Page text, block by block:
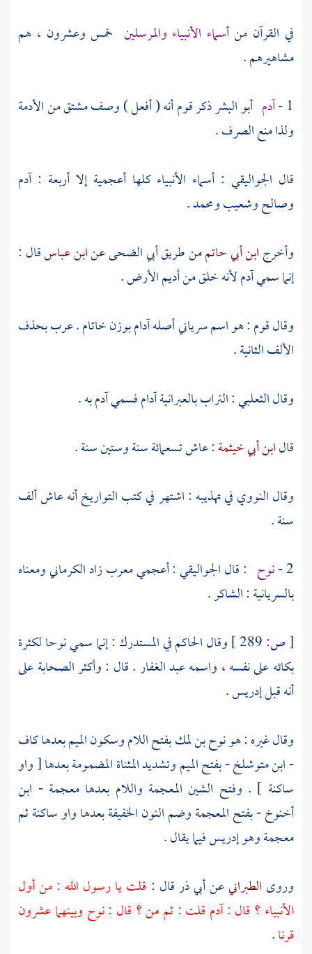
في القرآن منأسماء الأنبياء والمرسلين خمس وعشرون ، هم
مشاهيرهم .
1 - آدم أبو البشر ذكر قوم أنه ( أفعل ) وصف مشتق من الأدمة
ولذا منع الصرف .
قال الجواليقي : أسماء الأنبياء كلها أعجمية إلا أربعة :آدم
وصالحوشعيبومحمد.
وأخرجابن أبي حاتممن طريقأبي الضحىعنابن عباسقال :
إنما سميآدملأنه خلق من أديم الأرض .
وقال قوم : هو اسم سرياني أصله آدام بوزن خاتام . عرب بحذف
الألف الثانية .
وقالالثعلبي: التراب بالعبرانية آدام فسميآدمبه .
قالابن أبي خيثمة: عاش تسعمائة سنة وستين سنة .
وقالالنوويفي تهذيبه : اشتهر في كتب التواريخ أنه عاش ألف
سنة .
2 - نوح : قالالجواليقي: أعجمي معرب زادالكرمانيومعناه
بالسريانية : الشاكر .
[ص: وقالالحاكمفي المستدرك : إنما سمينوحالكثرة
بكائه على نفسه ، واسمهعبد الغفار. قال : وأكثر الصحابة على
أنه قبلإدريس.
وقال غيره : هونوح بن لمكبفتح اللام وسكون الميم بعدها كاف
-ابن متوشلخ- بفتح الميم وتشديد المثناة المضمومة بعدها [ واو
ساكنة ] . وفتح الشين المعجمة واللام بعدها معجمة - ابن
أخنوخ- بفتح المعجمة وضم النون الخفيفة بعدها واو ساكنة ثم
معجمة وهوإدريسفيما يقال .
وروى الطبرانيعنأبي ذرقال : قلت يا رسول الله : من أول
الأنبياء ؟ قال :آدم قلت : ثم من ؟ قال :نوح وبينهما عشرون
قرنا.